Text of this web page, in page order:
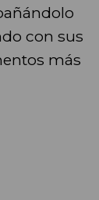
con sus
más